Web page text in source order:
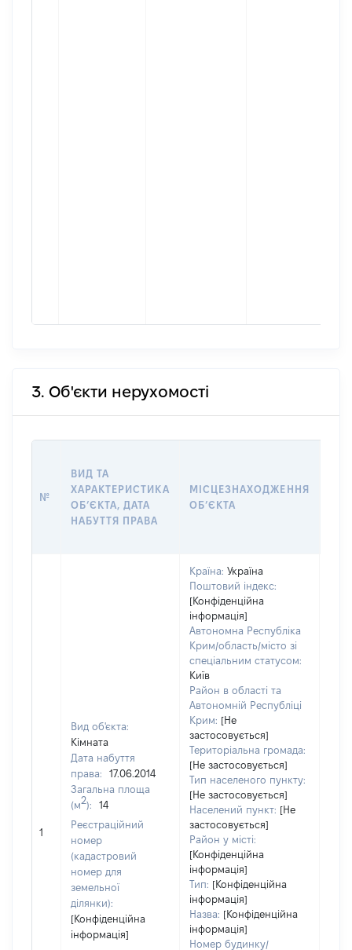
3. Об'єкти нерухомості
№
ВИД ТА
ХАРАКТЕРИСТИКА
ОБʼЄКТА, ДАТА
НАБУТТЯ ПРАВА
МІСЦЕЗНАХОДЖЕННЯ
ОБʼЄКТА
1
Вид об'єкта:
Кімната
Дата набуття
права:
17.06.2014
Загальна площа
(м2):
14
Реєстраційний
номер
(кадастровий
номер для
земельної
ділянки):
[Конфіденційна
інформація]
Країна: Україна
Поштовий індекс:
[Конфіденційна
інформація]
Автономна Республіка
Крим/область/місто зі
спеціальним статусом:
Київ
Район в області та
Автономній Республіці
Крим: [Не
застосовується]
Територіальна громада:
[Не застосовується]
Тип населеного пункту:
[Не застосовується]
Населений пункт: [Не
застосовується]
Район у місті:
[Конфіденційна
інформація]
Тип: [Конфіденційна
інформація]
Назва: [Конфіденційна
інформація]
Номер будинку/